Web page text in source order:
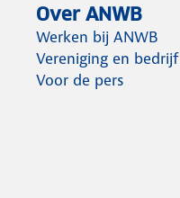
Over ANWB
Werken bij ANWB
Vereniging en bedrijf
Voor de pers